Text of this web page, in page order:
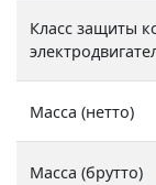
Класс защиты
Масса (нетто)
Масса (брутто)